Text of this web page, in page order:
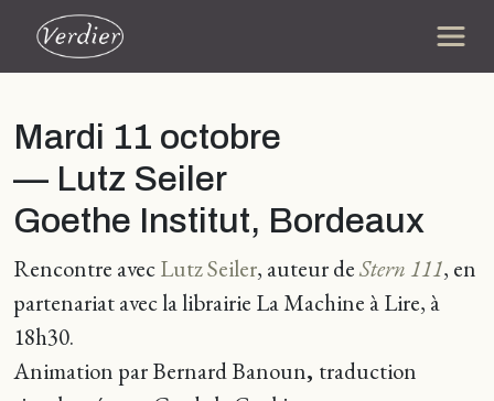
Mardi 11 octobre
— Lutz Seiler
Goethe Institut, Bordeaux
Rencontre avecLutz Seiler, auteur deStern 111, en
partenariat avec la librairie La Machine à Lire, à
18h30.
Animation par Bernard Banoun, traduction